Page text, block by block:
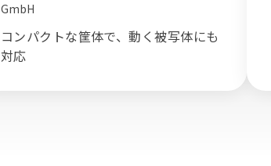
GmbH
コンパクトな筐体で、動く被写体にも
対応